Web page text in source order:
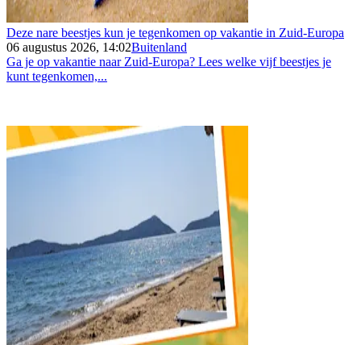
Deze nare beestjes kun je tegenkomen op vakantie in Zuid-Europa
06 augustus 2026, 14:02Buitenland
Ga je op vakantie naar Zuid-Europa? Lees welke vijf beestjes je
kunt tegenkomen,...